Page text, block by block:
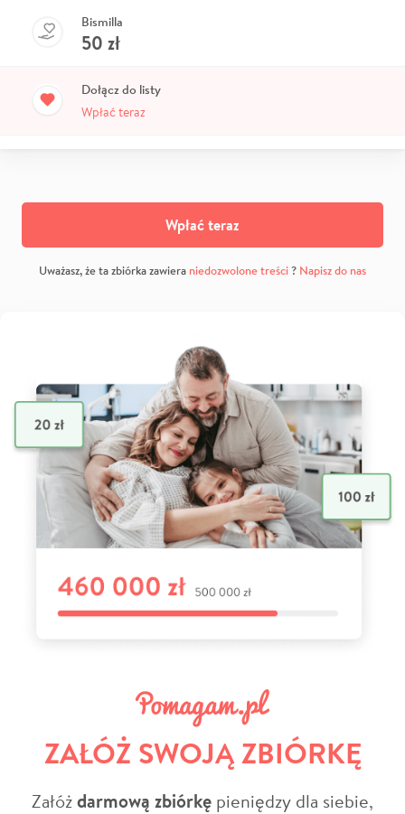
Bismilla
50 zł
Dołącz do listy
Wpłać teraz
Wpłać teraz
Uważasz, że ta zbiórka zawiera niedozwolone treści? Napisz do nas
ZAŁÓŻ SWOJĄ ZBIÓRKĘ
Załóżdarmową zbiórkę pieniędzy dla siebie,